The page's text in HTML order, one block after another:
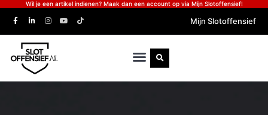
Wil je een artikel indienen? Maak dan een account op via Mijn Slotoffensief!
Mijn Slotoffensief